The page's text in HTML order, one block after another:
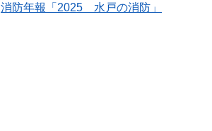
消防年報「2025 水戸の消防」